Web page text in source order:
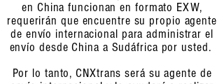
en China funcionan en formato EXW,
requerirán que encuentre su propio agente
de envío internacional para administrar el
envío desde China a Sudáfrica por usted.
Por lo tanto, CNXtrans será su agente de